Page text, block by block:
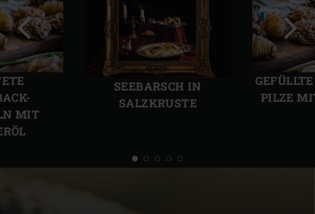
MIT
SEEBARSCH IN
SALZKRUSTE
PILZE
Vorherige
Folie
Folie